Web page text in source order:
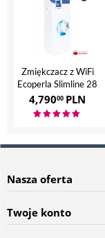
Zmiękczacz z WiFi
Ecoperla Slimline 28
4,79000 PLN
Nasza oferta
Twoje konto